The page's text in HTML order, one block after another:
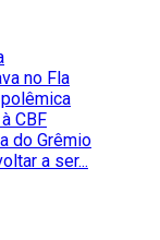
no Fla
CBF
do Grêmio
a ser...